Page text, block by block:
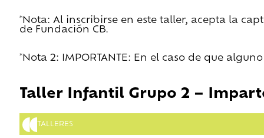
*Nota: Al inscribirse en este taller, acepta la
de Fundación CB.
*Nota 2: IMPORTANTE: En el caso de que
Taller Infantil Grupo 2 –
TALLERES